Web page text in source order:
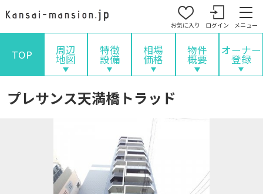
お気に入り ログイン メニュー
TOP 周辺
地図
特徴
設備
相場
価格
物件
概要
オーナー
登録
プレサンス天満橋トラッド